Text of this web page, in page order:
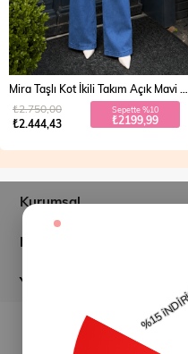
₺2.444,43
₺2.750,00 Sepette %10
₺2199,99
Kurumsal
Müşteri İlişkileri
Yardım